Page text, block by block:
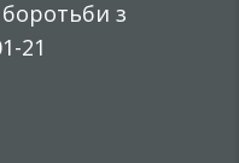
боротьби з
21